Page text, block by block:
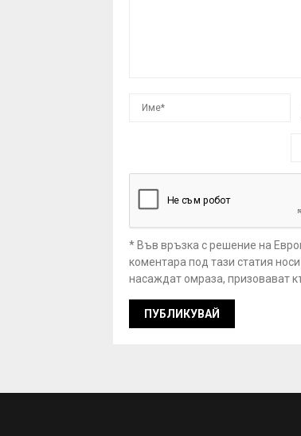
* Във връзка с решение на
коментара под тази статия
насаждат омраза, призовават